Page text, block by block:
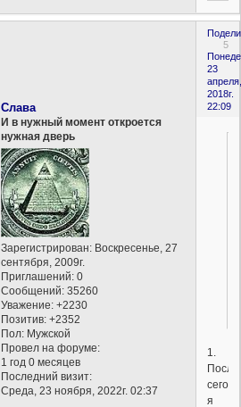
5
23
апреля,
2018г.
22:09
Слава
И в нужный момент откроется
нужная дверь
Зарегистрирован: Воскресенье, 27
сентября, 2009г.
Приглашений: 0
Сообщений: 35260
Уважение: +2230
Позитив: +2352
Пол: Мужской
Провел на форуме:
1 год 0 месяцев
Последний визит:
Среда, 23 ноября, 2022г. 02:37
1.
После
сего
я